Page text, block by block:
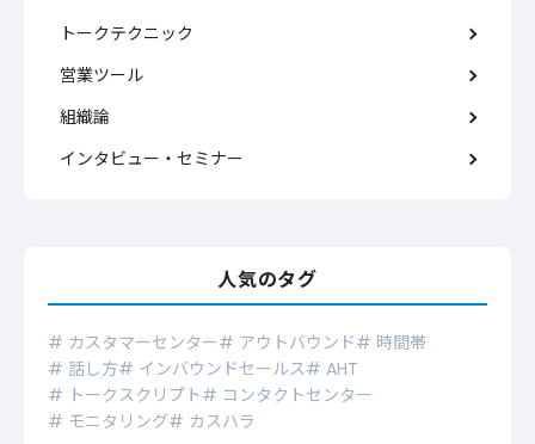
トークテクニック
営業ツール
組織論
インタビュー・セミナー
人気のタグ
# カスタマーセンター# アウトバウンド# 時間帯
# 話し方# インバウンドセールス# AHT
# トークスクリプト# コンタクトセンター
# モニタリング# カスハラ